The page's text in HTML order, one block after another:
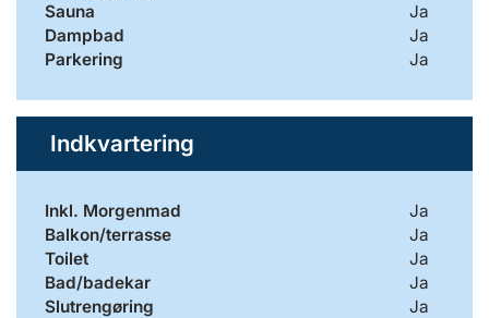
Sauna
Ja
Dampbad
Ja
Parkering
Ja
Indkvartering
Inkl. Morgenmad
Ja
Balkon/terrasse
Ja
Toilet
Ja
Bad/badekar
Ja
Slutrengøring
Ja